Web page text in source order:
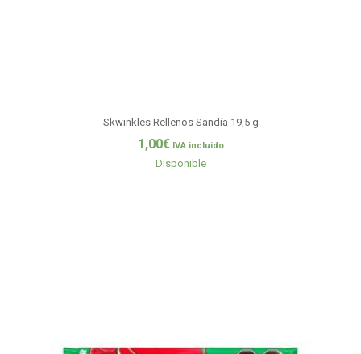
Skwinkles Rellenos Sandía 19,5 g
1,00€ IVA incluido
Disponible